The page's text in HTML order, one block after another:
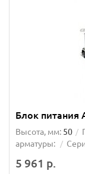
Блок питания
Высота, мм: 50
арматуры:
5 961 р.